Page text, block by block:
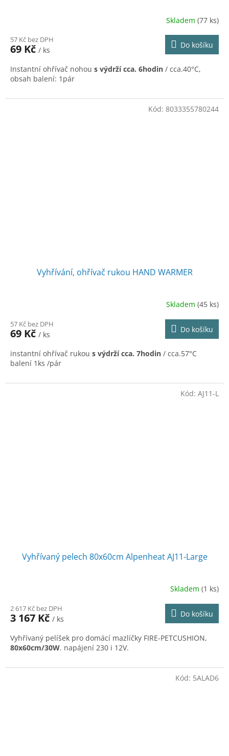
Skladem (77 ks)
57 Kč bez DPH
69 Kč / ks
Do košíku
Instantní ohřívač nohou s výdrží cca. 6hodin / cca.40°C,
obsah balení: 1pár
Vyhřívání, ohřívač rukou HAND WARMER
Skladem (45 ks)
57 Kč bez DPH
69 Kč / ks
Do košíku
instantní ohřívač rukou s výdrží cca. 7hodin / cca.57°C
balení 1ks /pár
Kód: 8033355780244
Vyhřívaný pelech 80x60cm Alpenheat AJ11-Large
Skladem (1 ks)
2 617 Kč bez DPH
3 167 Kč / ks
Do košíku
Vyhřívaný pelíšek pro domácí mazlíčky FIRE-PETCUSHION,
80x60cm/30W. napájení 230 i 12V.
Kód: AJ11-L
Kód: 5ALAD6